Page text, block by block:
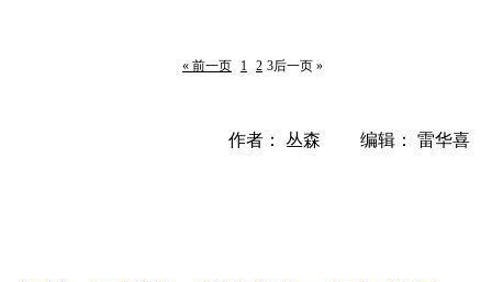
« 前一页 1 2 3后一页 »
作者： 丛森 编辑： 雷华喜